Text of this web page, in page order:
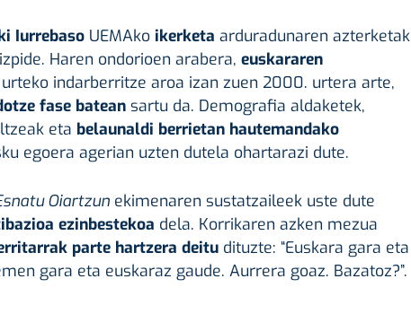
IurrebasoUEMAko ikerketa arduradunaren azterketak
Haren ondorioen arabera, euskararen
indarberritze aroa izan zuen 2000. urtera arte,
fase bateansartu da. Demografia aldaketek,
eta belaunaldi berrietan hautemandako
egoera agerian uzten dutela ohartarazi dute.
Oiartzunekimenaren sustatzaileek uste dute
ezinbestekoa dela. Korrikaren azken mezua
parte hartzera deitu dituzte: “Euskara gara eta
gara eta euskaraz gaude. Aurrera goaz. Bazatoz?”.